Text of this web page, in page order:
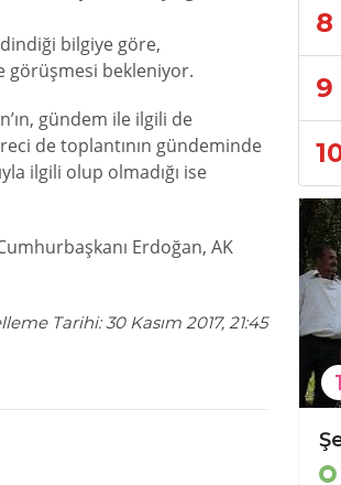
bilgiye göre,
görüşmesi bekleniyor.
gündem ile ilgili de
de toplantının gündeminde
ilgili olup olmadığı ise
Erdoğan, AK
Tarihi: 30 Kasım 2017, 21:45
8
9
1